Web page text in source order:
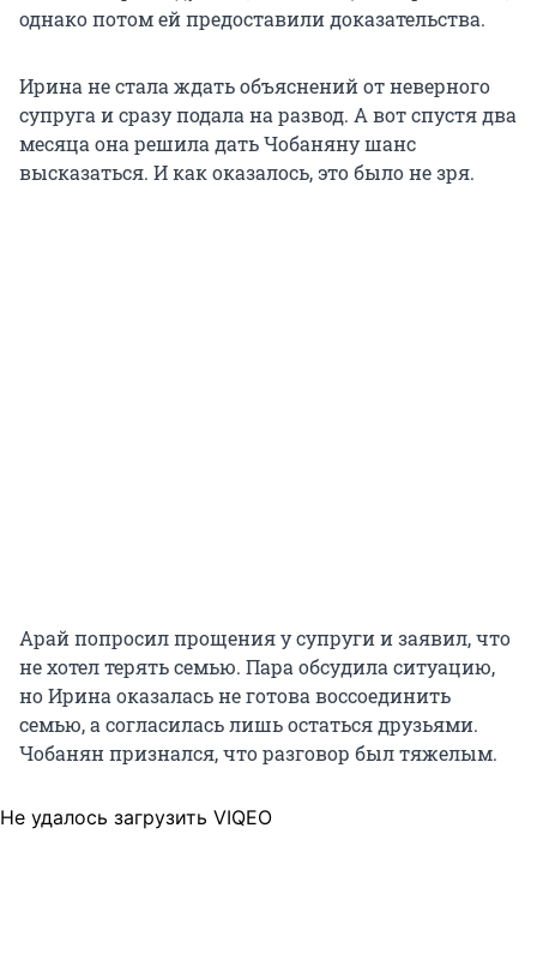
однако потом ей предоставили доказательства.
Ирина не стала ждать объяснений от неверного
супруга и сразу подала на развод. А вот спустя два
месяца она решила дать Чобаняну шанс
высказаться. И как оказалось, это было не зря.
Арай попросил прощения у супруги и заявил, что
не хотел терять семью. Пара обсудила ситуацию,
но Ирина оказалась не готова воссоединить
семью, а согласилась лишь остаться друзьями.
Чобанян признался, что разговор был тяжелым.
Не удалось загрузить VIQEO